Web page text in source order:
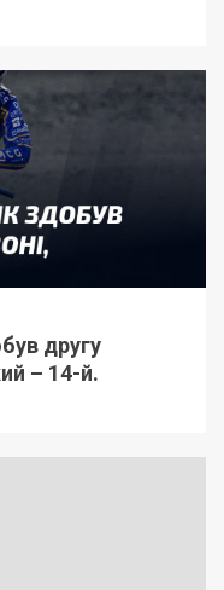
другу
– 14-й.